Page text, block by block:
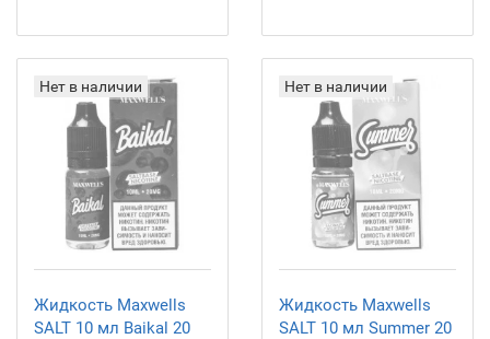
Нет в наличии
Жидкость Maxwells
SALT 10 мл Baikal 20
Нет в наличии
Жидкость Maxwells
SALT 10 мл Summer 20